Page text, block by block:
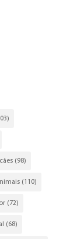
(98)
(110)
(72)
(68)